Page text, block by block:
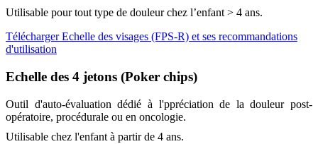
Utilisable pour tout type de douleur chez l’enfant > 4 ans.
Télécharger Echelle des visages (FPS-R) et ses recommandations
d'utilisation
Echelle des 4 jetons (Poker chips)
Outil d'auto-évaluation dédié à l'ppréciation de la douleur post-
opératoire, procédurale ou en oncologie.
Utilisable chez l'enfant à partir de 4 ans.